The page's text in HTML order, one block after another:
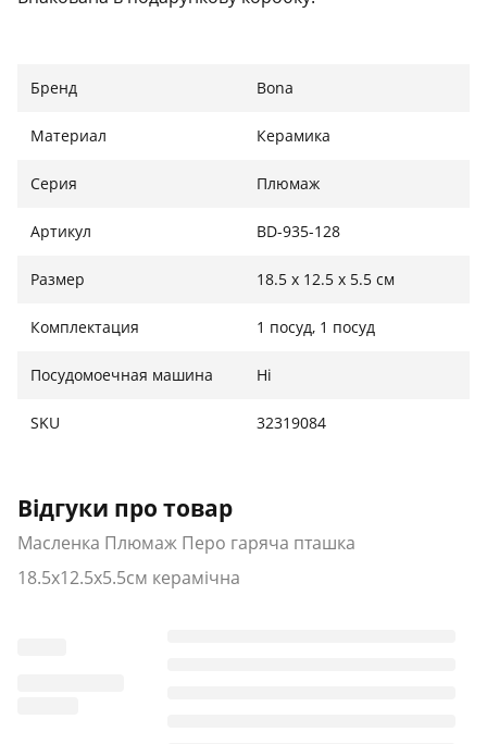
Бренд Bona
Материал Керамика
Серия Плюмаж
Артикул BD-935-128
Размер 18.5 х 12.5 х 5.5 см
Комплектация 1 посуд, 1 посуд
Посудомоечная машина Ні
SKU 32319084
Відгуки про товар
Масленка Плюмаж Перо гаряча пташка
18.5х12.5х5.5см керамічна